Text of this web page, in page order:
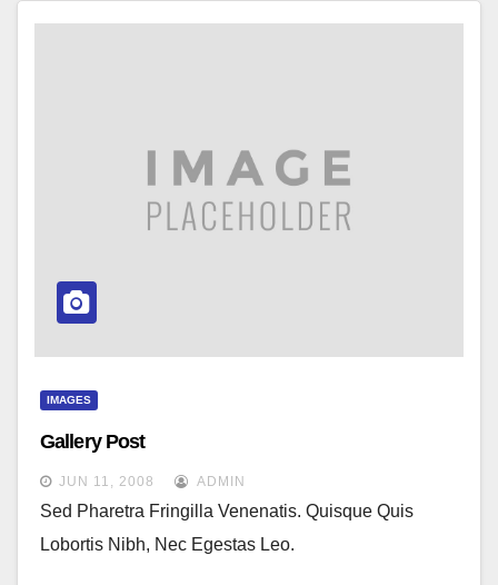
IMAGES
Gallery Post
JUN 11, 2008 ADMIN
Sed Pharetra Fringilla Venenatis. Quisque Quis
Lobortis Nibh, Nec Egestas Leo.